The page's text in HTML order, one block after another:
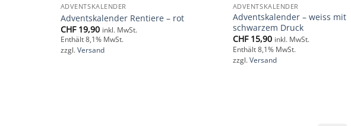
ADVENTSKALENDER
Adventskalender Rentiere – rot
CHF19,90 inkl. MwSt.
Enthält 8,1% MwSt.
zzgl. Versand
ADVENTSKALENDER
Adventskalender – weiss mit
schwarzem Druck
CHF15,90 inkl. MwSt.
Enthält 8,1% MwSt.
zzgl. Versand